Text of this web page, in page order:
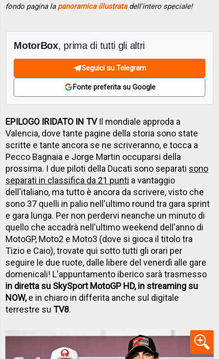
fondo pagina la panoramica illustratadell'intero speciale!
MotorBox, prima di tutti gli altri
Seguici su Telegram
Fonte preferita su Google
EPILOGO IRIDATO IN TVIl mondiale approda a
Valencia, dove tante pagine della storia sono state
scritte e tante ancora se ne scriveranno, e tocca a
Pecco Bagnaia e Jorge Martin occuparsi della
prossima. I due piloti della Ducati sono separati sono
separati in classifica da 21 punti a vantaggio
dell'italiano, ma tutto è ancora da scrivere, visto che
sono 37 quelli in palio nell'ultimo round tra gara sprint
e gara lunga. Per non perdervi neanche un minuto di
quello che accadrà nell'ultimo weekend dell'anno di
MotoGP, Moto2 e Moto3 (dove si gioca il titolo tra
Tizio e Caio), trovate qui sotto tutti gli orari per
seguire le due ruote, dalle libere del venerdì alle gare
domenicali! L'appuntamento iberico sarà trasmesso
in diretta su SkySport MotoGP HD, in streaming su
NOW,e in chiaro in differita anche sul digitale
terrestre suTV8.